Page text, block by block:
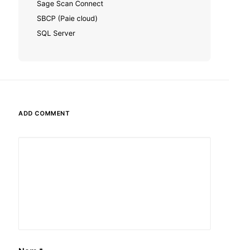
Sage Scan Connect
SBCP (Paie cloud)
SQL Server
ADD COMMENT